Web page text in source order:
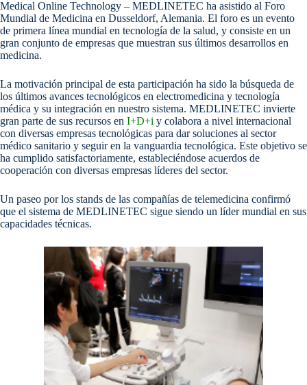
Medical Online Technology – MEDLINETEC ha asistido al Foro
Mundial de Medicina en Dusseldorf, Alemania. El foro es un evento
de primera línea mundial en tecnología de la salud, y consiste en un
gran conjunto de empresas que muestran sus últimos desarrollos en
medicina.
La motivación principal de esta participación ha sido la búsqueda de
los últimos avances tecnológicos en electromedicina y tecnología
médica y su integración en nuestro sistema. MEDLINETEC invierte
gran parte de sus recursos en I+D+i y colabora a nivel internacional
con diversas empresas tecnológicas para dar soluciones al sector
médico sanitario y seguir en la vanguardia tecnológica. Este objetivo se
ha cumplido satisfactoriamente, estableciéndose acuerdos de
cooperación con diversas empresas líderes del sector.
Un paseo por los stands de las compañías de telemedicina confirmó
que el sistema de MEDLINETEC sigue siendo un líder mundial en sus
capacidades técnicas.